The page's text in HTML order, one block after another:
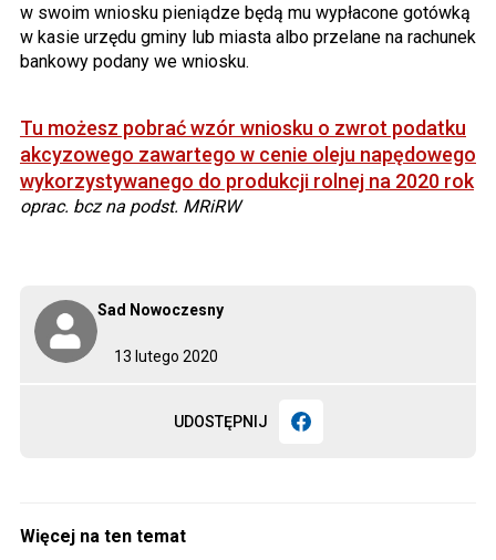
13 lutego 2020
Sad Nowoczesny
UDOSTĘPNIJ
w swoim wniosku pieniądze będą mu wypłacone gotówką
w kasie urzędu gminy lub miasta albo przelane na rachunek
bankowy podany we wniosku.
Tu możesz pobrać wzór wniosku o zwrot podatku
akcyzowego zawartego w cenie oleju napędowego
wykorzystywanego do produkcji rolnej na 2020 rok
oprac. bcz na podst. MRiRW